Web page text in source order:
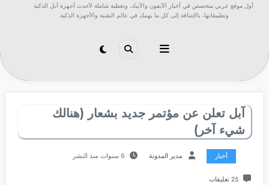
أول موقع عربي متخصص في أخبار الآيفون والآيباد، وتغطية شاملة لأحدث أجهزة أبل الذكية
وتطبيقاتها، بالإضافة إلى كل ما يهمك في عالم التقنية والأجهزة الذكية.
آبل تعلن عن مؤتمر جديد بشعار (هنالك
شيء آخر)
أخبار مدير المدونة 6 سنوات منذ النشر
25 تعليقات